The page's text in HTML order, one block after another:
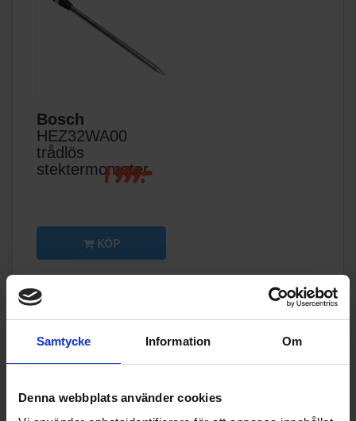
Samtycke Information Om
Denna webbplats använder cookies
Bosch
HEZ32WA00
trådlös
stektermometer
1 999:-
KÖP
Specifikationer
Datablad
Produktblad: